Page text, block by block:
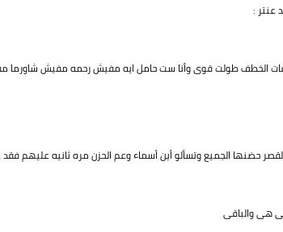
عنتر :
الخطف طولت قوى وأنا ست حامل ايه مفيش رحمه مفيش شاورما
حضنها الجميع وتسألو أين أسماء وعم الحزن مره ثانيه عليهم
هى والباقى